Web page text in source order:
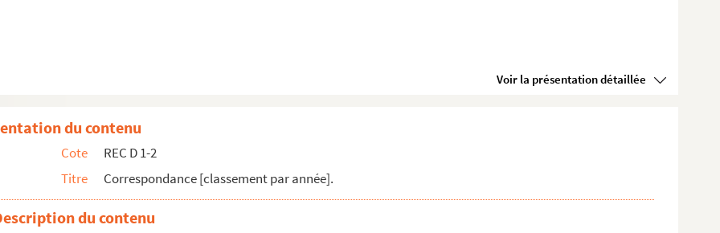
Voir la présentation détaillée
et Jean-Pierre Valentin
du contenu
Cote
REC D 1-2
Titre
Correspondance [classement par année].
du contenu